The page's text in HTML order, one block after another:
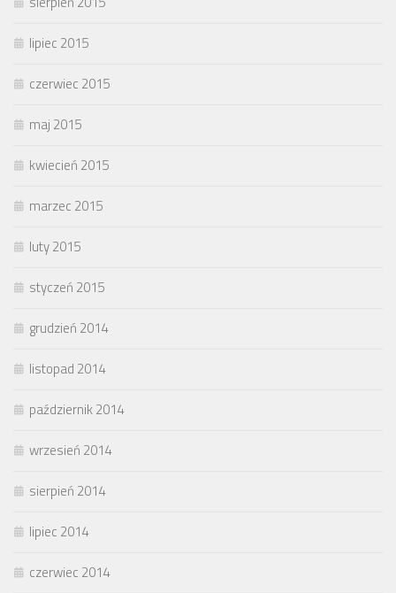
lipiec 2015
czerwiec 2015
maj 2015
kwiecień 2015
marzec 2015
luty 2015
styczeń 2015
grudzień 2014
listopad 2014
październik 2014
wrzesień 2014
sierpień 2014
lipiec 2014
czerwiec 2014